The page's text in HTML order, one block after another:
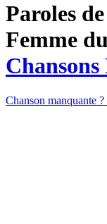
Paroles
Femme
Chanson manquante